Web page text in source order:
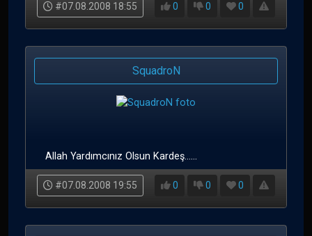
#07.08.2008 18:55 0 0 0
SquadroN
Allah Yardımcınız Olsun Kardeş......
#07.08.2008 19:55 0 0 0